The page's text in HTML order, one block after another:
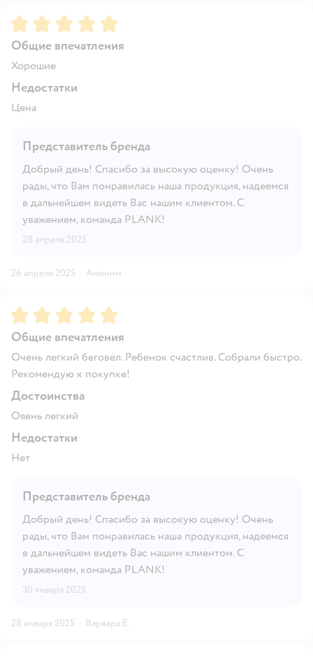
Рейтинг:5
Общие впечатления
Хорошие
Недостатки
Цена
Представитель бренда
Добрый день! Спасибо за высокую оценку! Очень
рады, что Вам понравилась наша продукция, надеемся
в дальнейшем видеть Вас нашим клиентом. С
уважением, команда PLANK!
28 апреля 2025
26 апреля 2025 · Аноним
Рейтинг:5
Общие впечатления
Очень легкий беговел. Ребенок счастлив. Собрали быстро.
Рекомендую к покупке!
Достоинства
Ояень легкий
Недостатки
Нет
Представитель бренда
Добрый день! Спасибо за высокую оценку! Очень
рады, что Вам понравилась наша продукция, надеемся
в дальнейшем видеть Вас нашим клиентом. С
уважением, команда PLANK!
30 января 2025
28 января 2025 · Варвара Е.